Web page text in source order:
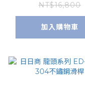
NT$16,800
加入購物車